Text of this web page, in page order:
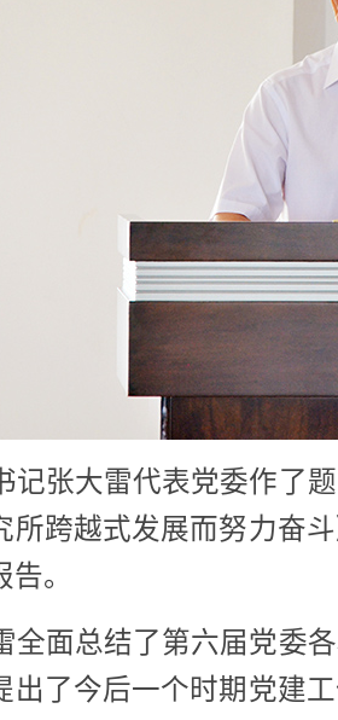
大雷代表党委作了题
所跨越式发展而努力奋
。
总结了第六届党委各
出了今后一个时期党建